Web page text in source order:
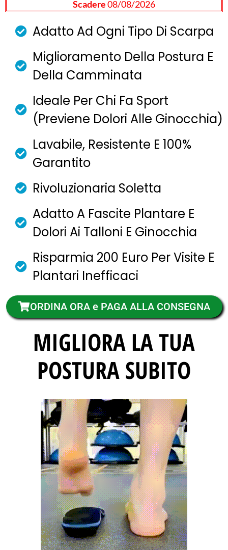
Scadere08/08/2026
Adatto Ad Ogni Tipo Di Scarpa
Miglioramento Della Postura E
Della Camminata
Ideale Per Chi Fa Sport
(previene Dolori Alle Ginocchia)
Lavabile, Resistente E 100%
Garantito
Rivoluzionaria Soletta
Adatto A Fascite Plantare E
Dolori Ai Talloni E Ginocchia
Risparmia 200 Euro Per Visite E
Plantari Inefficaci
ORDINA ORA e PAGA ALLA CONSEGNA
MIGLIORA LA TUA
POSTURA SUBITO